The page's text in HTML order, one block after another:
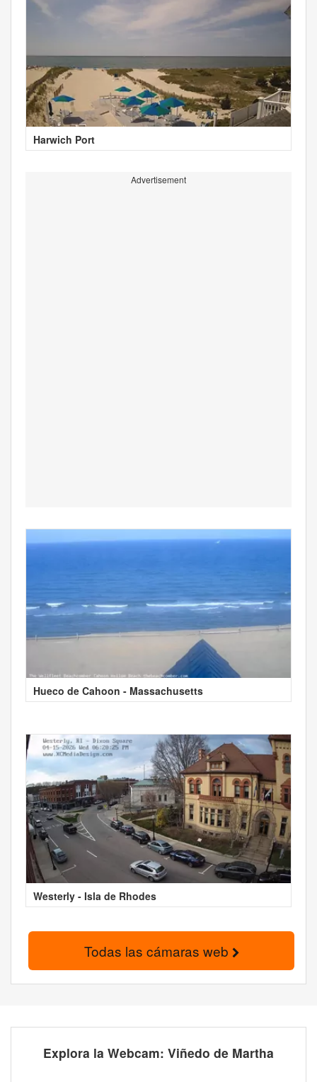
Harwich Port
Advertisement
Hueco de Cahoon - Massachusetts
Westerly - Isla de Rhodes
Todas las cámaras web
Explora la Webcam: Viñedo de Martha